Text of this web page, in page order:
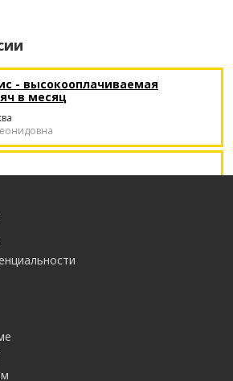
- высокооплачиваемая
в месяц
ежедневной оплатой /
Москва